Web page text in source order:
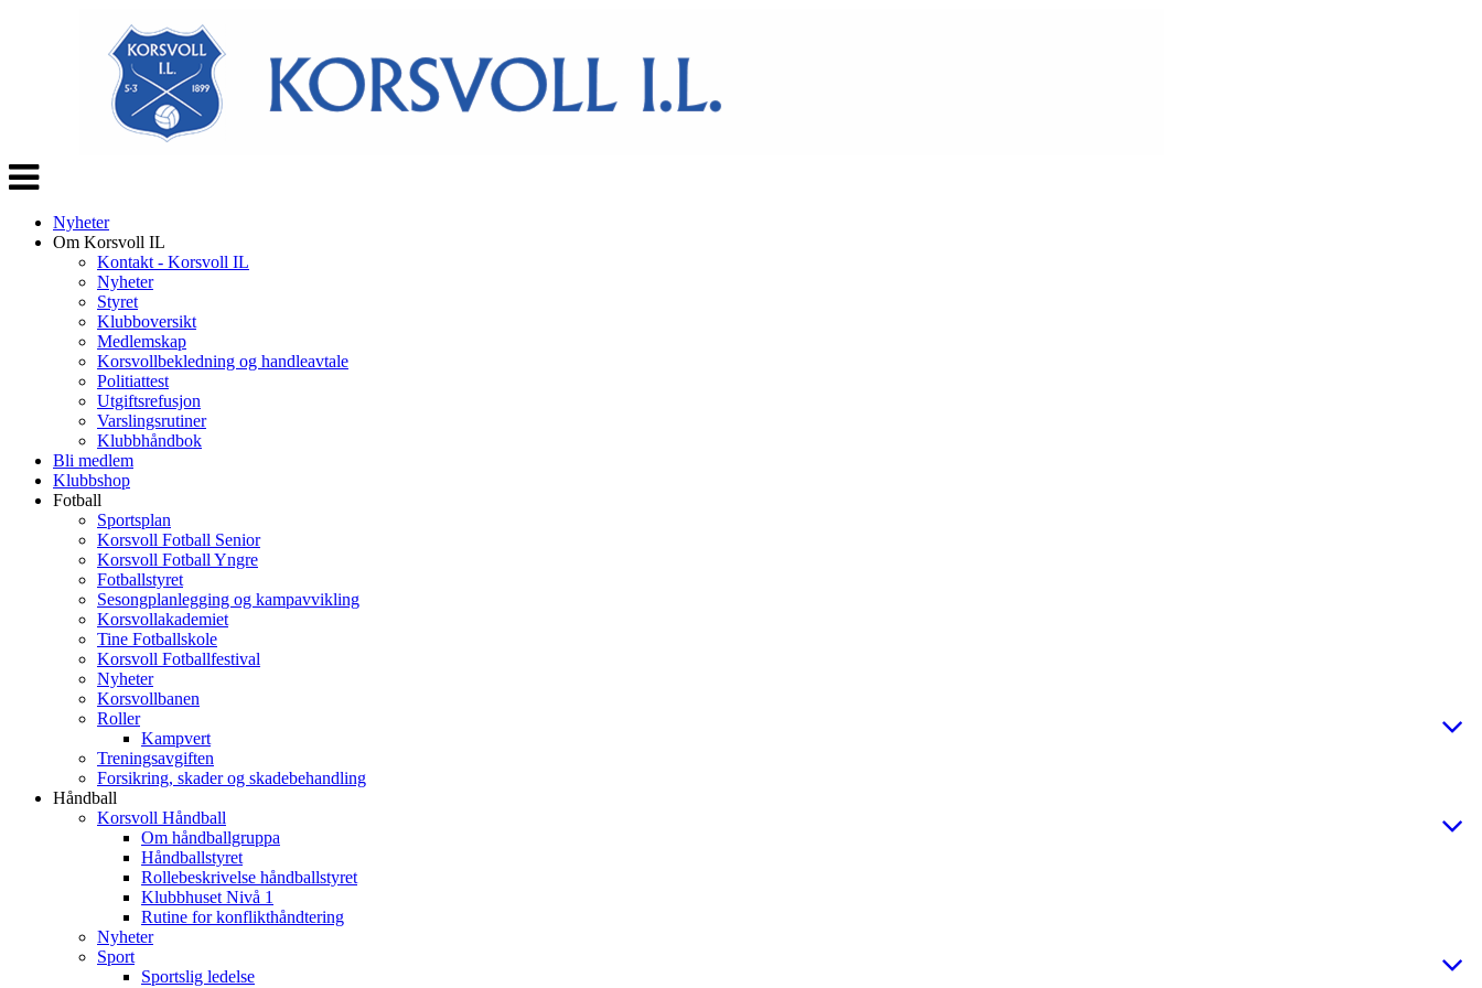
Veksle
navigasjon
Nyheter
Om Korsvoll IL
Kontakt - Korsvoll IL
Nyheter
Styret
Klubboversikt
Medlemskap
Korsvollbekledning og handleavtale
Politiattest
Utgiftsrefusjon
Varslingsrutiner
Klubbhåndbok
Bli medlem
Klubbshop
Fotball
Sportsplan
Korsvoll Fotball Senior
Korsvoll Fotball Yngre
Fotballstyret
Sesongplanlegging og kampavvikling
Korsvollakademiet
Tine Fotballskole
Korsvoll Fotballfestival
Nyheter
Korsvollbanen
Roller
Kampvert
Treningsavgiften
Forsikring, skader og skadebehandling
Håndball
Korsvoll Håndball
Om håndballgruppa
Håndballstyret
Rollebeskrivelse håndballstyret
Klubbhuset Nivå 1
Rutine for konflikthåndtering
Nyheter
Sport
Sportslig ledelse